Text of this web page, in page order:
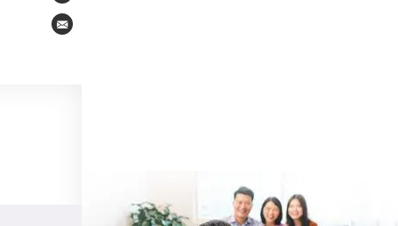
Email